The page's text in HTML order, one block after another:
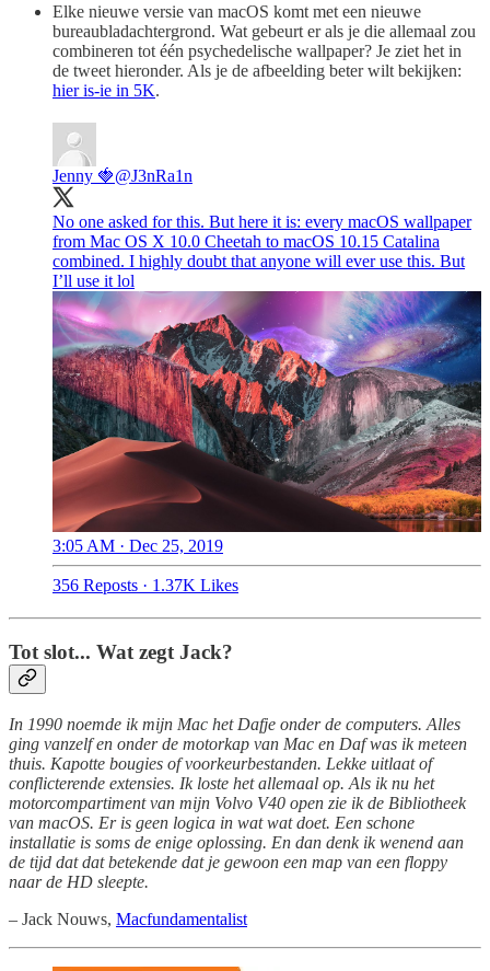
Elke nieuwe versie van macOS komt met een nieuwe
bureaubladachtergrond. Wat gebeurt er als je die allemaal zou
combineren tot één psychedelische wallpaper? Je ziet het in
de tweet hieronder. Als je de afbeelding beter wilt bekijken:
hier is-ie in 5K.
Jenny 🍓@J3nRa1n
No one asked for this. But here it is: every macOS wallpaper
from Mac OS X 10.0 Cheetah to macOS 10.15 Catalina
combined. I highly doubt that anyone will ever use this. But
I’ll use it lol
3:05 AM · Dec 25, 2019
356 Reposts · 1.37K Likes
Tot slot... Wat zegt Jack?
In 1990 noemde ik mijn Mac het Dafje onder de computers. Alles
ging vanzelf en onder de motorkap van Mac en Daf was ik meteen
thuis. Kapotte bougies of voorkeurbestanden. Lekke uitlaat of
conflicterende extensies. Ik loste het allemaal op. Als ik nu het
motorcompartiment van mijn Volvo V40 open zie ik de Bibliotheek
van macOS. Er is geen logica in wat wat doet. Een schone
installatie is soms de enige oplossing. En dan denk ik wenend aan
de tijd dat dat betekende dat je gewoon een map van een floppy
naar de HD sleepte.
– Jack Nouws, Macfundamentalist